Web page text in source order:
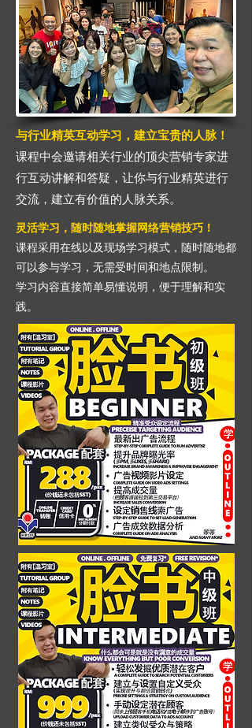
与行业精英互动学习，建立宝贵的人脉！
课程中会邀请相关行业的顶尖营销专家进
行互动讲解和答疑，让你与行业精英进行
交流，建立有价值的人脉关系。
灵活学习，随时随地掌握网络营销技巧！
课程采用在线以及现场学习模式，随时随地都
可以参与学习，无需受时间和地点限制。
学习内容直接简单易懂说明，便于理解和实
践。